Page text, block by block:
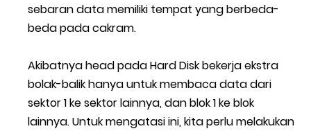
sebaran data memiliki tempat yang berbeda-
beda pada cakram.
Akibatnya head pada Hard Disk bekerja ekstra
bolak-balik hanya untuk membaca data dari
sektor 1 ke sektor lainnya, dan blok 1 ke blok
lainnya. Untuk mengatasi ini, kita perlu melakukan